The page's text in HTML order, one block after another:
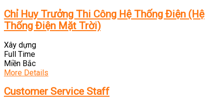
Chỉ Huy Trưởng Thi Công Hệ Thống Điện (Hệ
Thống Điện Mặt Trời)
Xây dựng
Full Time
Miền Bắc
More Details
Customer Service Staff